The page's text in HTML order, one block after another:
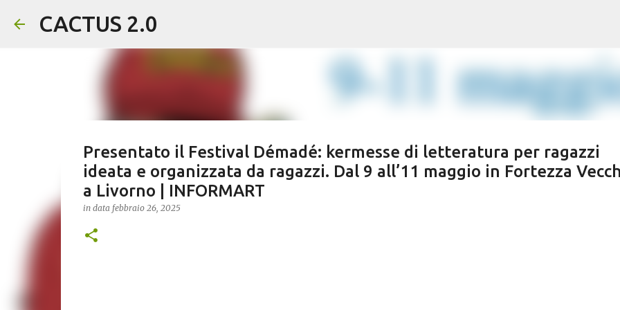
CACTUS 2.0
Presentato il Festival Démadé: kermesse di letteratura per ragazzi
ideata e organizzata da ragazzi. Dal 9 all’11 maggio in Fortezza
a Livorno | INFORMART
in data febbraio 26, 2025